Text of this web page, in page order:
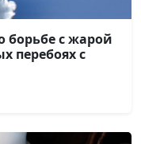
борьбе с жарой
перебоях с